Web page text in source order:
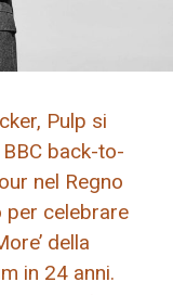
Pulp si
back-to-
nel Regno
per celebrare
della
in 24 anni.